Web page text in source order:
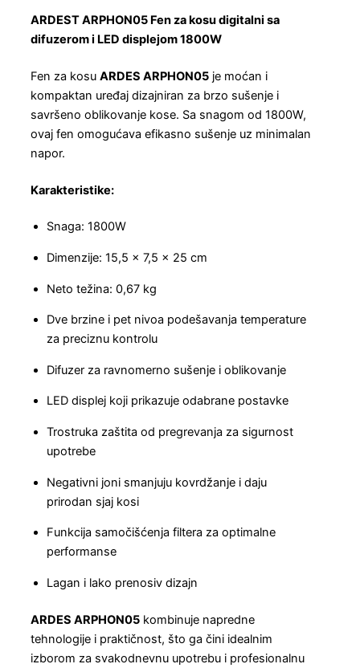
ARDEST ARPHON05 Fen za kosu digitalni sa
difuzerom i LED displejom 1800W
Fen za kosu ARDES ARPHON05 je moćan i
kompaktan uređaj dizajniran za brzo sušenje i
savršeno oblikovanje kose. Sa snagom od 1800W,
ovaj fen omogućava efikasno sušenje uz minimalan
napor.
Karakteristike:
Snaga: 1800W
Dimenzije: 15,5 x 7,5 x 25 cm
Neto težina: 0,67 kg
Dve brzine i pet nivoa podešavanja temperature
za preciznu kontrolu
Difuzer za ravnomerno sušenje i oblikovanje
LED displej koji prikazuje odabrane postavke
Trostruka zaštita od pregrevanja za sigurnost
upotrebe
Negativni joni smanjuju kovrdžanje i daju
prirodan sjaj kosi
Funkcija samočišćenja filtera za optimalne
performanse
Lagan i lako prenosiv dizajn
ARDES ARPHON05 kombinuje napredne
tehnologije i praktičnost, što ga čini idealnim
izborom za svakodnevnu upotrebu i profesionalnu